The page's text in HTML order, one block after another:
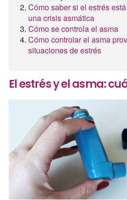
Cómo saber si el estrés
una crisis asmática
Cómo se controla el asma
Cómo controlar el asma
situaciones de estrés
El estrés y el asma: